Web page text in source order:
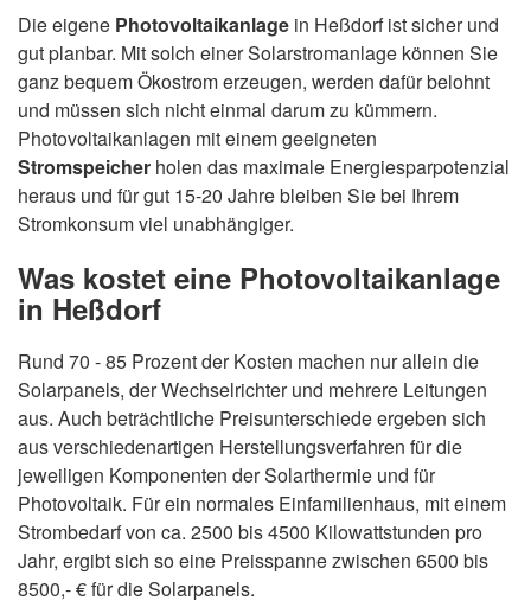
Die eigene Photovoltaikanlage in Heßdorf ist sicher und
gut planbar. Mit solch einer Solarstromanlage können Sie
ganz bequem Ökostrom erzeugen, werden dafür belohnt
und müssen sich nicht einmal darum zu kümmern.
Photovoltaikanlagen mit einem geeigneten
Stromspeicher holen das maximale Energiesparpotenzial
heraus und für gut 15-20 Jahre bleiben Sie bei Ihrem
Stromkonsum viel unabhängiger.
Was kostet eine Photovoltaikanlage
in Heßdorf
Rund 70 - 85 Prozent der Kosten machen nur allein die
Solarpanels, der Wechselrichter und mehrere Leitungen
aus. Auch beträchtliche Preisunterschiede ergeben sich
aus verschiedenartigen Herstellungsverfahren für die
jeweiligen Komponenten der Solarthermie und für
Photovoltaik. Für ein normales Einfamilienhaus, mit einem
Strombedarf von ca. 2500 bis 4500 Kilowattstunden pro
Jahr, ergibt sich so eine Preisspanne zwischen 6500 bis
8500,- € für die Solarpanels.